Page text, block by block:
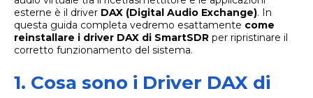
esterne è il driver DAX (Digital Audio Exchange). In
questa guida completa vedremo esattamente come
reinstallare i driver DAX di SmartSDR per ripristinare il
corretto funzionamento del sistema.
1. Cosa sono i Driver DAX di